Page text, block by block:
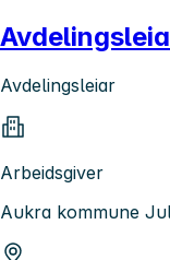
Avdelingsleiar
Arbeidsgiver
Aukra kommune